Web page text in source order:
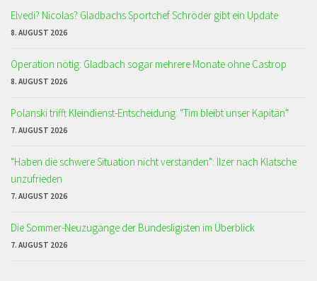
Elvedi? Nicolas? Gladbachs Sportchef Schröder gibt ein Update
8. AUGUST 2026
Operation nötig: Gladbach sogar mehrere Monate ohne Castrop
8. AUGUST 2026
Polanski trifft Kleindienst-Entscheidung: "Tim bleibt unser Kapitän"
7. AUGUST 2026
"Haben die schwere Situation nicht verstanden": Ilzer nach Klatsche
unzufrieden
7. AUGUST 2026
Die Sommer-Neuzugänge der Bundesligisten im Überblick
7. AUGUST 2026